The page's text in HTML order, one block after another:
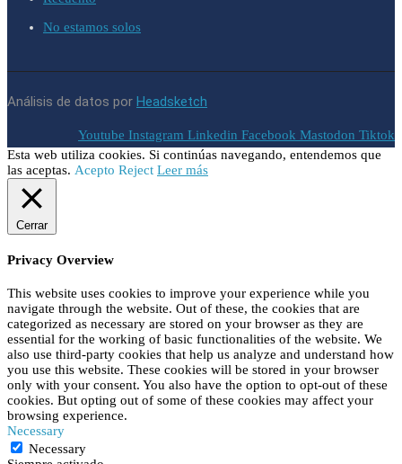
No estamos solos
Análisis de datos por Headsketch
Youtube Instagram Linkedin Facebook Mastodon Tiktok
Esta web utiliza cookies. Si continúas navegando, entendemos que
las aceptas. Acepto Reject Leer más
Cerrar
Privacy Overview
This website uses cookies to improve your experience while you
navigate through the website. Out of these, the cookies that are
categorized as necessary are stored on your browser as they are
essential for the working of basic functionalities of the website. We
also use third-party cookies that help us analyze and understand how
you use this website. These cookies will be stored in your browser
only with your consent. You also have the option to opt-out of these
cookies. But opting out of some of these cookies may affect your
browsing experience.
Necessary
Necessary